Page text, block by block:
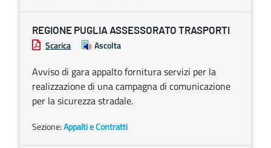
REGIONE PUGLIA ASSESSORATO TRASPORTI
Scarica Ascolta
Avviso di gara appalto fornitura servizi per la
realizzazione di una campagna di comunicazione
per la sicurezza stradale.
Sezione:Appalti e Contratti